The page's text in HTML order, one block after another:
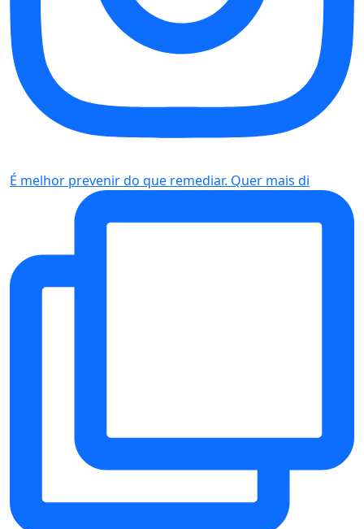
É melhor prevenir do que remediar. Quer mais di